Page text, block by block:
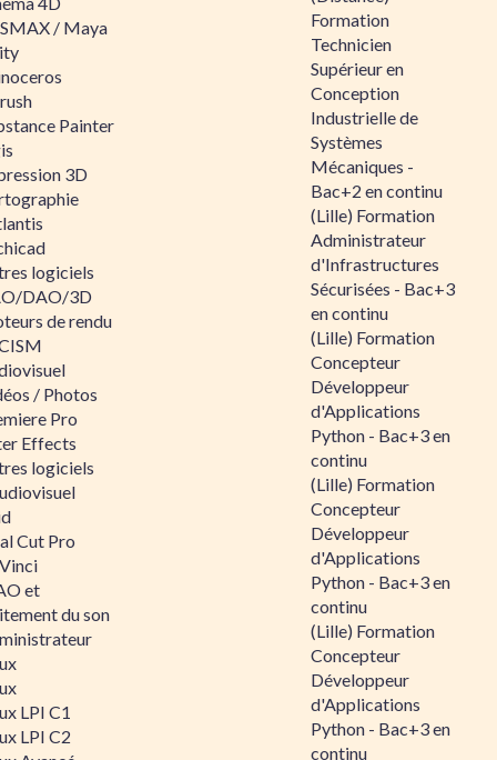
/ Maya
Painter
3D
logiciels
DAO/3D
de rendu
/ Photos
Pro
Effects
logiciels
Cut Pro
et
du son
LPI C1
LPI C2
Formation
Technicien
Supérieur en
Conception
Industrielle de
Systèmes
Mécaniques -
Bac+2 en continu
(Lille) Formation
Administrateur
d'Infrastructures
Sécurisées - Bac+3
en continu
(Lille) Formation
Concepteur
Développeur
d'Applications
Python - Bac+3 en
continu
(Lille) Formation
Concepteur
Développeur
d'Applications
Python - Bac+3 en
continu
(Lille) Formation
Concepteur
Développeur
d'Applications
Python - Bac+3 en
continu